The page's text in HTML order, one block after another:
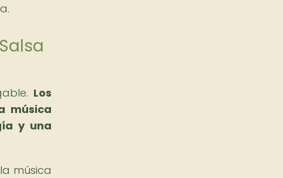
Los
música
y una
música